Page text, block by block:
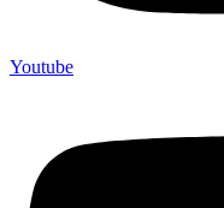
Youtube